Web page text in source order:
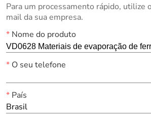
Para um processamento rápido, utilize
mail da sua empresa.
*Nome do produto
*O seu telefone
*País
Brasil